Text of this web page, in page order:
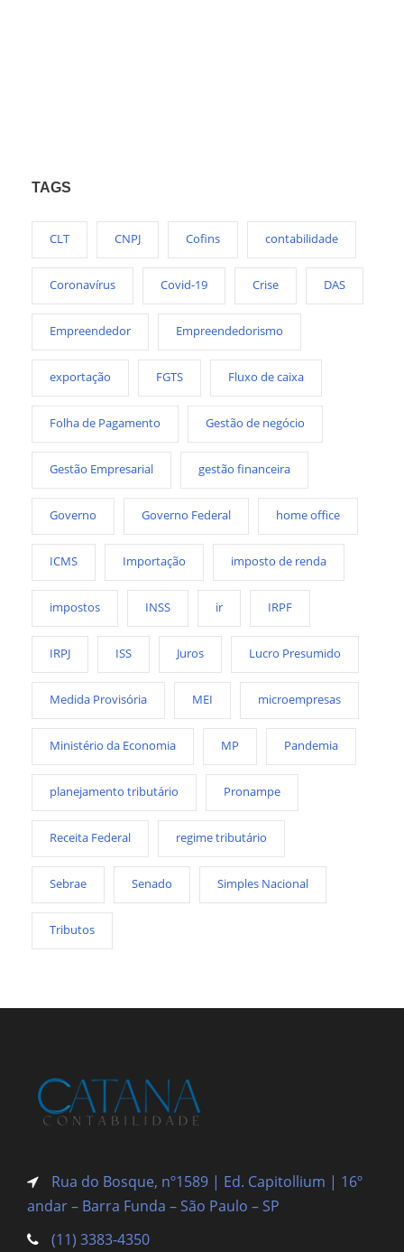
TAGS
CLT CNPJ Cofins contabilidade
Coronavírus Covid-19 Crise DAS
Empreendedor Empreendedorismo
exportação FGTS Fluxo de caixa
Folha de Pagamento Gestão de negócio
Gestão Empresarial gestão financeira
Governo Governo Federal home office
ICMS Importação imposto de renda
impostos INSS ir IRPF
IRPJ ISS Juros Lucro Presumido
Medida Provisória MEI microempresas
Ministério da Economia MP Pandemia
planejamento tributário Pronampe
Receita Federal regime tributário
Sebrae Senado Simples Nacional
Tributos
Rua do Bosque, nº1589 | Ed. Capitollium | 16º
andar – Barra Funda – São Paulo – SP
(11) 3383-4350